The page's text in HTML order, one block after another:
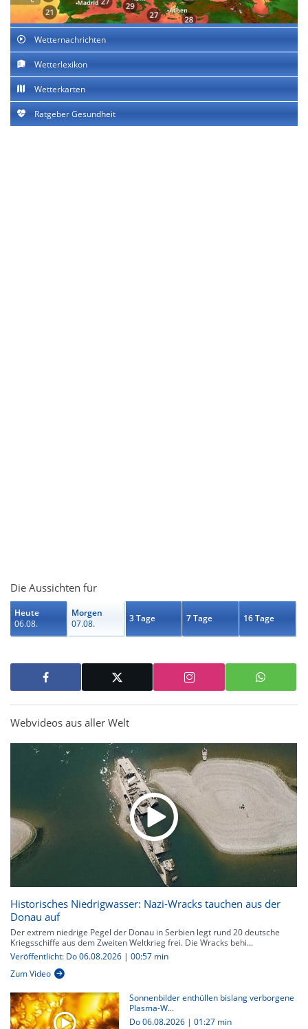
Wetternachrichten
Wetterlexikon
Wetterkarten
Ratgeber Gesundheit
Die Aussichten für
Heute
06.08.
Morgen
07.08.
3 Tage 7 Tage 16 Tage
Webvideos aus aller Welt
Historisches Niedrigwasser: Nazi-Wracks tauchen aus der
Donau auf
Der extrem niedrige Pegel der Donau in Serbien legt rund 20 deutsche
Kriegsschiffe aus dem Zweiten Weltkrieg frei. Die Wracks behi...
Veröffentlicht: Do 06.08.2026 | 00:57 min
Zum Video
Sonnenbilder enthüllen bislang verborgene
Plasma-W...
Do 06.08.2026 | 01:27 min